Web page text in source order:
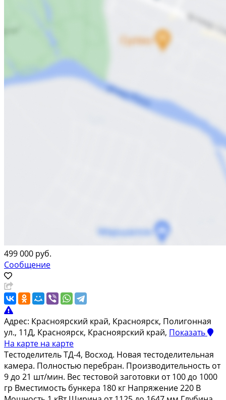
499 000 руб.
Сообщение
Адрес: Красноярский край, Красноярск, Полигонная
ул., 11Д, Красноярск, Красноярский край, Показать
На карте на карте
Тестоделитель ТД-4, Восход. Новая тестоделительная
камера. Полностью перебран. Производительность от
9 до 21 шт/мин. Вес тестовой заготовки от 100 до 1000
гр Вместимость бункера 180 кг Напряжение 220 В